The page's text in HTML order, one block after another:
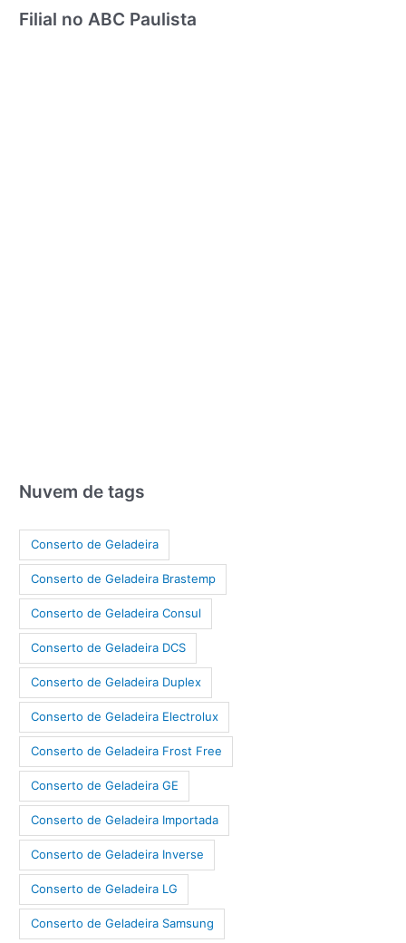
Filial no ABC Paulista
Nuvem de tags
Conserto de Geladeira
Conserto de Geladeira Brastemp
Conserto de Geladeira Consul
Conserto de Geladeira DCS
Conserto de Geladeira Duplex
Conserto de Geladeira Electrolux
Conserto de Geladeira Frost Free
Conserto de Geladeira GE
Conserto de Geladeira Importada
Conserto de Geladeira Inverse
Conserto de Geladeira LG
Conserto de Geladeira Samsung